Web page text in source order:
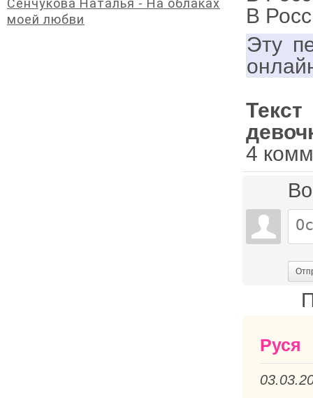
В
Эту
4
Руся
Сенчукова Наталья - На облаках
моей любви